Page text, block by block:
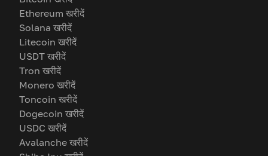
Ethereum खरीदें
Solana खरीदें
Litecoin खरीदें
USDT खरीदें
Tron खरीदें
Monero खरीदें
Toncoin खरीदें
Dogecoin खरीदें
USDC खरीदें
Avalanche खरीदें